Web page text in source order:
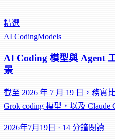
精選
AI CodingModels
AI Coding 模型與 Agent
景
截至 2026 年 7 月 19 日，務實
Grok coding 模型，以及 Claude
2026年7月19日 · 14 分鐘閱讀